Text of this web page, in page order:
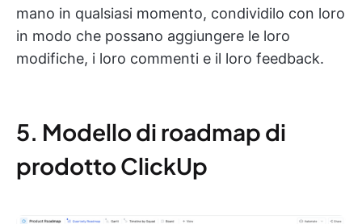
mano in qualsiasi momento, condividilo con loro
in modo che possano aggiungere le loro
modifiche, i loro commenti e il loro feedback.
5. Modello di roadmap di
prodotto ClickUp